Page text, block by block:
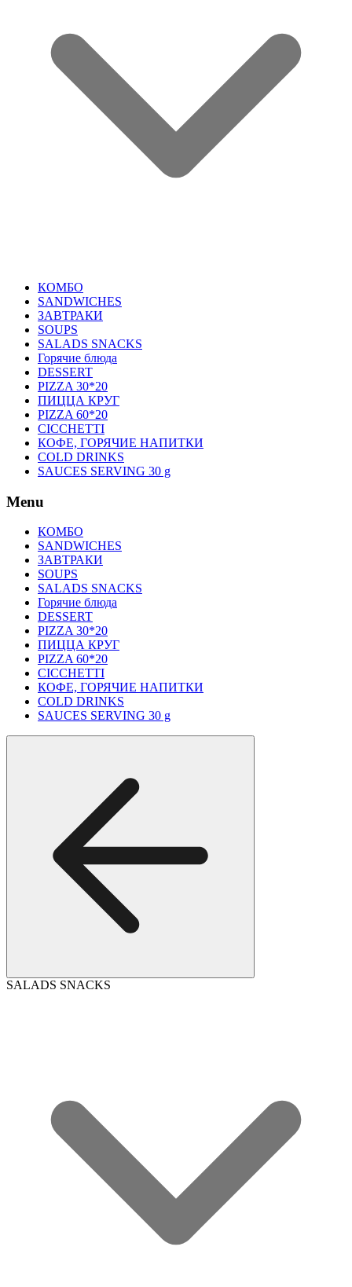
КОМБО
SANDWICHES
ЗАВТРАКИ
SOUPS
SALADS SNACKS
Горячие блюда
DESSERT
PIZZA 30*20
ПИЦЦА КРУГ
PIZZA 60*20
CICCHETTI
КОФЕ, ГОРЯЧИЕ НАПИТКИ
COLD DRINKS
SAUCES SERVING 30 g
Menu
КОМБО
SANDWICHES
ЗАВТРАКИ
SOUPS
SALADS SNACKS
Горячие блюда
DESSERT
PIZZA 30*20
ПИЦЦА КРУГ
PIZZA 60*20
CICCHETTI
КОФЕ, ГОРЯЧИЕ НАПИТКИ
COLD DRINKS
SAUCES SERVING 30 g
SALADS SNACKS